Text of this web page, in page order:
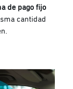
de pago fijo
cantidad